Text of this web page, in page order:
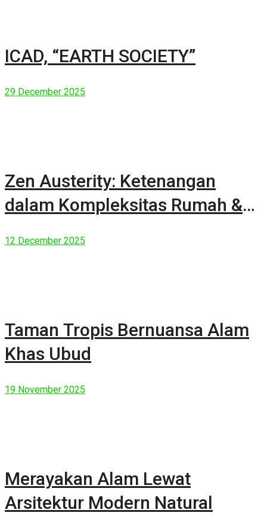
ICAD, “EARTH SOCIETY”
29 December 2025
Zen Austerity: Ketenangan
dalam Kompleksitas Rumah &
12 December 2025
Taman Tropis Bernuansa Alam
Khas Ubud
19 November 2025
Merayakan Alam Lewat
Arsitektur Modern Natural